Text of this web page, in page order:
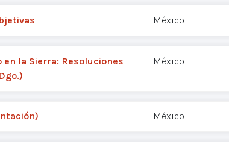
México
la Sierra: Resoluciones
México
México